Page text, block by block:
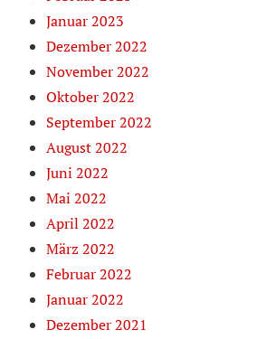
Januar 2023
Dezember 2022
November 2022
Oktober 2022
September 2022
August 2022
Juni 2022
Mai 2022
April 2022
März 2022
Februar 2022
Januar 2022
Dezember 2021